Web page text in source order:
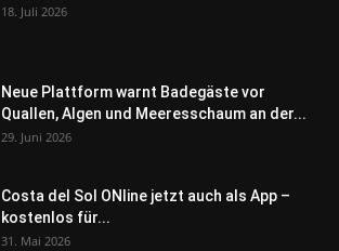
18. Juli 2026
Neue Plattform warnt Badegäste vor
Quallen, Algen und Meeresschaum an der...
29. Juni 2026
Costa del Sol ONline jetzt auch als App –
kostenlos für...
31. Mai 2026